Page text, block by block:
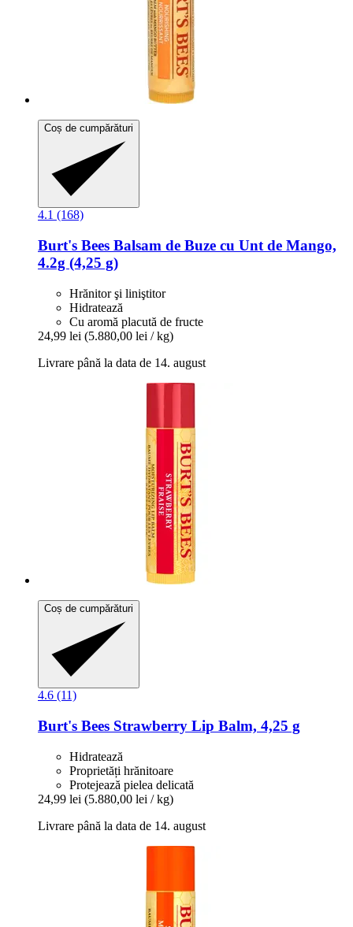
Coș de cumpărături
4.1 (168)
Burt's Bees Balsam de Buze cu Unt de Mango,
4.2g (4,25 g)
Hrănitor şi liniştitor
Hidratează
Cu aromă placută de fructe
24,99 lei (5.880,00 lei / kg)
Livrare până la data de 14. august
Coș de cumpărături
4.6 (11)
Burt's Bees Strawberry Lip Balm, 4,25 g
Hidratează
Proprietăți hrănitoare
Protejează pielea delicată
24,99 lei (5.880,00 lei / kg)
Livrare până la data de 14. august